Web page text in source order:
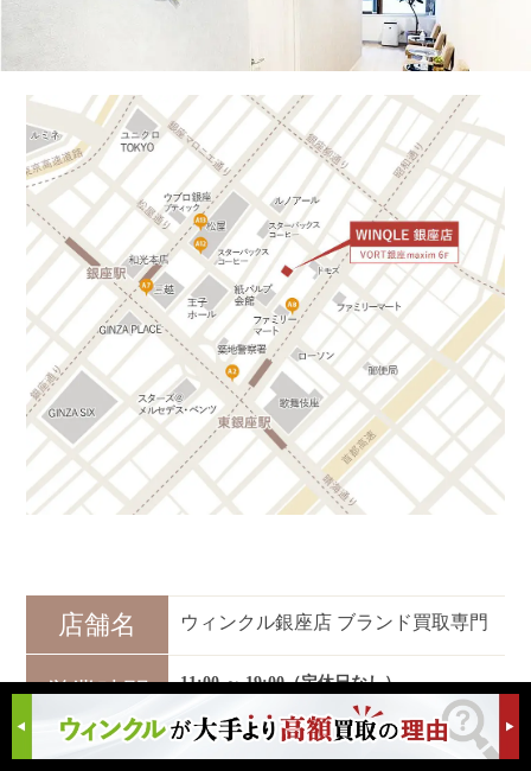
店舗名 ウィンクル銀座店 ブランド買取専門
営業時間 11:00 ～ 19:00（定休日なし）
〒104-0061